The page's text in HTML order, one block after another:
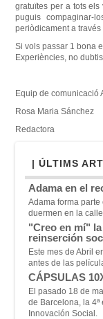
gratuïtes per a tots
puguis compaginar-
periòdicament a
Si vols passar 1 bona
Experiències, no
Equip de comunicació
Rosa Maria Sánchez
Redactora
| ÚLTIMS
Adama en el
Adama forma
duermen en la calle
"Creo en mí"
reinserción
Este mes de Abril
antes de las
CÁPSULAS
El pasado 18 de
de Barcelona, la
Innovación Social.